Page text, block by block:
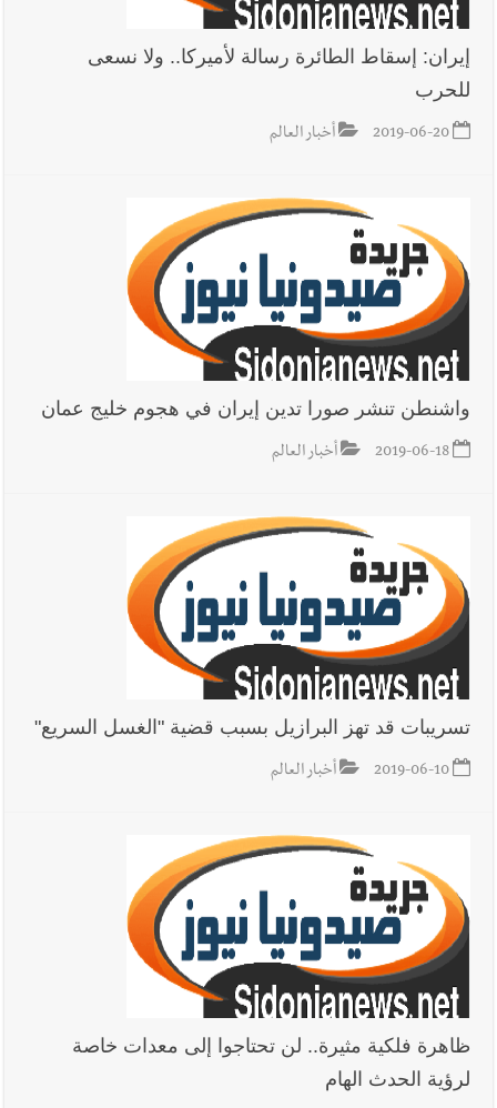
إيران: إسقاط الطائرة رسالة لأميركا.. ولا نسعى
للحرب
2019-06-20 أخبار العالم
واشنطن تنشر صورا تدين إيران في هجوم خليج عمان
2019-06-18 أخبار العالم
تسريبات قد تهز البرازيل بسبب قضية "الغسل السريع"
2019-06-10 أخبار العالم
ظاهرة فلكية مثيرة.. لن تحتاجوا إلى معدات خاصة
لرؤية الحدث الهام